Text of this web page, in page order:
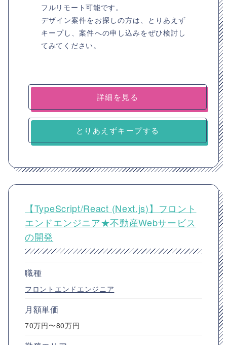
フルリモート可能です。
デザイン案件をお探しの方は、とりあえず
キープし、案件への申し込みをぜひ検討し
てみてください。
詳細を見る
とりあえずキープする
【TypeScript/React (Next.js)】フロント
エンドエンジニア★不動産Webサービス
の開発
職種
フロントエンドエンジニア
月額単価
70万円〜80万円